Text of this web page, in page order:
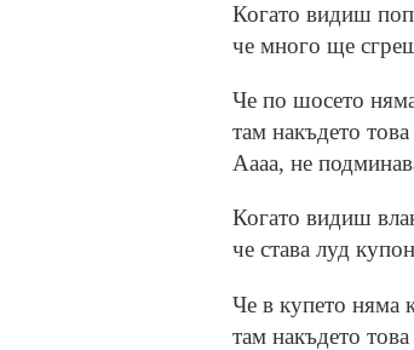
Когато видиш
че много ще
Че по шосето
там накъдето
Аааа, не
Когато видиш
че става луд
Че в купето няма
там накъдето